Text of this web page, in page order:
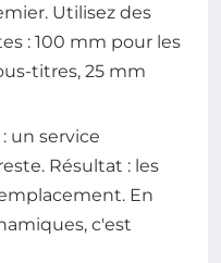
Utilisez des
: 100 mm pour les
titres, 25 mm
: un service
Résultat : les
En
c'est